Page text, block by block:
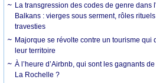
La transgression des codes de genre dans
Balkans : vierges sous serment, rôles
travesties
Majorque se révolte contre un tourisme qui
leur territoire
À l’heure d’Airbnb, qui sont les gagnants
La Rochelle ?